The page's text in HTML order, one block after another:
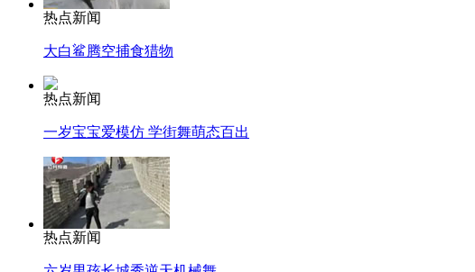
热点新闻
大白鲨腾空捕食猎物
热点新闻
一岁宝宝爱模仿 学街舞萌态百出
热点新闻